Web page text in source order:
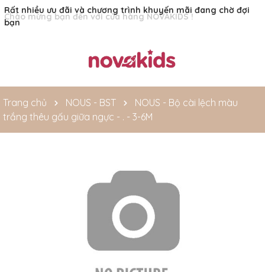
Rất nhiều ưu đãi và chương trình khuyến mãi đang chờ đợi
bạn
Trang chủ NOUS - BST
NOUS - Bộ cài lệch màu
trắng thêu gấu giữa ngực - . - 3-6M